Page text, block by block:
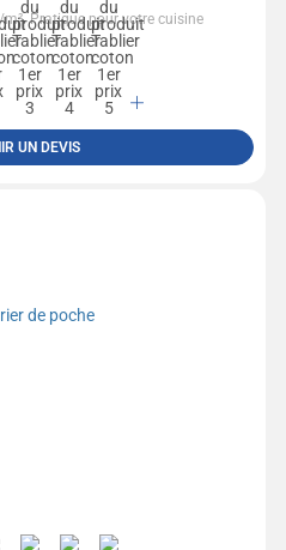
Pratique pour votre cuisine
UN DEVIS